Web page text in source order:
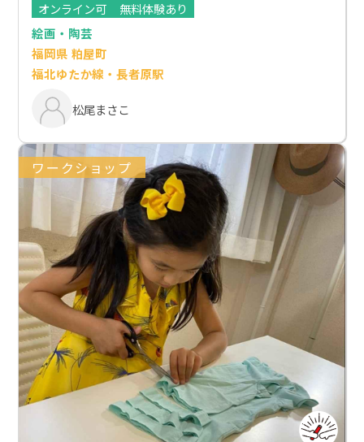
オンライン可
無料体験あり
絵画・陶芸
福岡県 粕屋町
福北ゆたか線・長者原駅
松尾まさこ
ワークショップ